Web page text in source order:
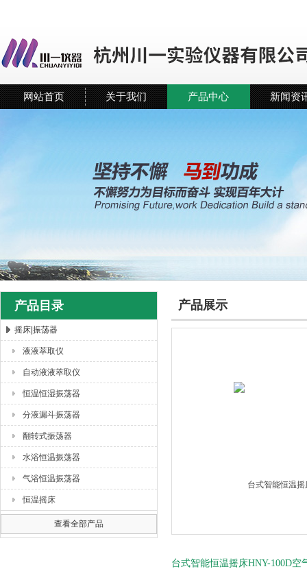
杭州川一实验仪器有限公司
网站首页 关于我们 产品中心 新闻资
产品目录
摇床|振荡器
液液萃取仪
自动液液萃取仪
恒温恒湿振荡器
分液漏斗振荡器
翻转式振荡器
水浴恒温振荡器
气浴恒温振荡器
恒温摇床
查看全部产品
产品展示
台式智能恒温摇床HNY-100D空